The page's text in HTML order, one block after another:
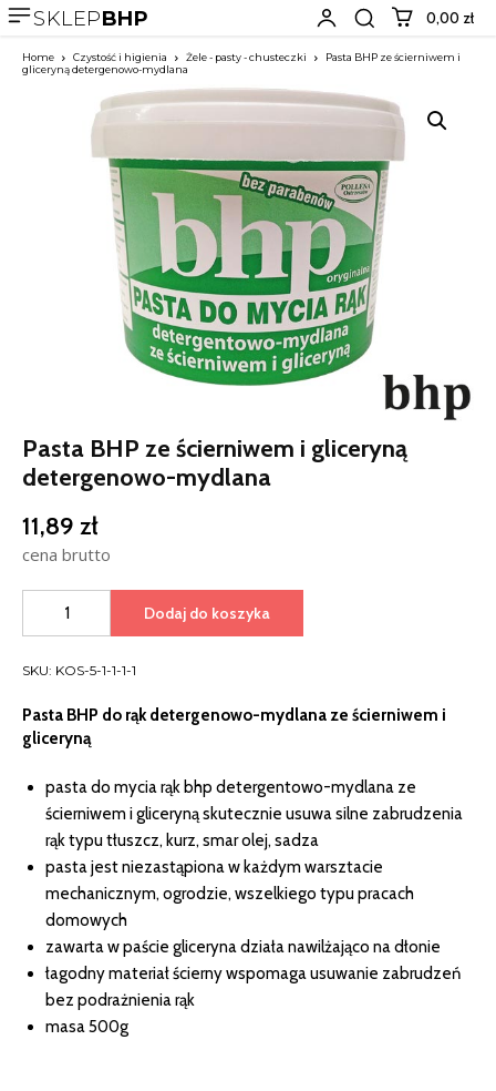
SKLEPBHP 0,00 zł
Home Czystość i higienia Żele - pasty - chusteczki
Pasta BHP ze ścierniwem i
gliceryną detergenowo-mydlana
Pasta BHP ze ścierniwem i gliceryną
detergenowo-mydlana
11,89 zł
cena brutto
ze
i
gliceryną
mydlana
Dodaj do koszyka
SKU: KOS-5-1-1-1-1
Pasta BHP do rąk detergenowo-mydlana ze ścierniwem i
gliceryną
pasta do mycia rąk bhp detergentowo-mydlana ze
ścierniwem i gliceryną skutecznie usuwa silne zabrudzenia
rąk typu tłuszcz, kurz, smar olej, sadza
pasta jest niezastąpiona w każdym warsztacie
mechanicznym, ogrodzie, wszelkiego typu pracach
domowych
zawarta w paście gliceryna działa nawilżająco na dłonie
łagodny materiał ścierny wspomaga usuwanie zabrudzeń
bez podrażnienia rąk
masa 500g